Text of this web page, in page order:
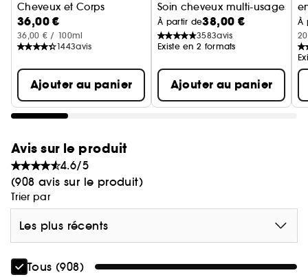
Cheveux et Corps
Eau de soin
36,00 €
36,00 € / 100ml
1443avis
Ajouter au panier
Soin cheveux multi-usages
À partir de38,00 €
3583avis
Existe en 2 formats
Ajouter au panier
À
Avis sur le produit
4.6/5
(908 avis sur le produit)
Trier par
Les plus récents
Tous (908)